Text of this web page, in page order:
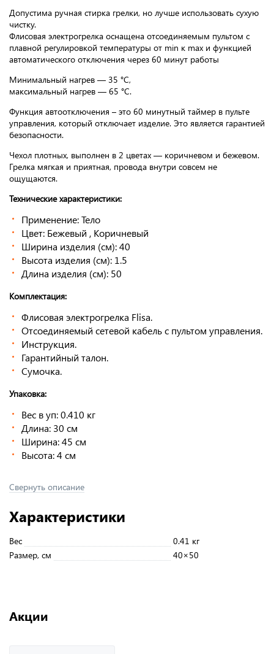
Допустима ручная стирка грелки, но лучше использовать сухую
чистку.
Флисовая электрогрелка оснащена отсоединяемым пультом с
плавной регулировкой температуры от min к max и функцией
автоматического отключения через 60 минут работы
Минимальный нагрев — 35 °C,
максимальный нагрев — 65 °C.
Функция автоотключения – это 60 минутный таймер в пульте
управления, который отключает изделие. Это является гарантией
безопасности.
Чехол плотных, выполнен в 2 цветах — коричневом и бежевом.
Грелка мягкая и приятная, провода внутри совсем не
ощущаются.
Технические характеристики:
Применение: Тело
Цвет: Бежевый , Коричневый
Ширина изделия (см): 40
Высота изделия (см): 1.5
Длина изделия (см): 50
Комплектация:
Флисовая электрогрелка Flisa.
Отсоединяемый сетевой кабель с пультом управления.
Инструкция.
Гарантийный талон.
Сумочка.
Упаковка:
Вес в уп: 0.410 кг
Длина: 30 см
Ширина: 45 см
Высота: 4 см
Свернуть описание
Характеристики
Вес
0.41 кг
Размер, см
40×50
Акции